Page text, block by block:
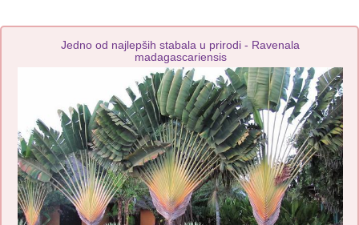
Jedno od najlepših stabala u prirodi - Ravenala
madagascariensis